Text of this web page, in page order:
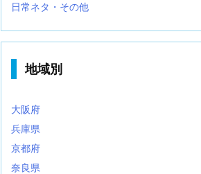
日常ネタ・その他
地域別
大阪府
兵庫県
京都府
奈良県